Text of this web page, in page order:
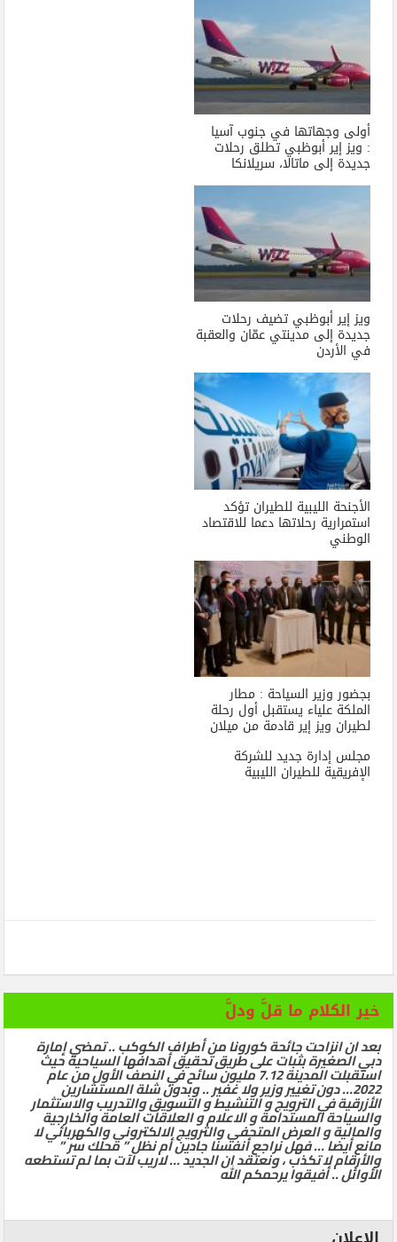
أولى وجهاتها في جنوب آسيا
: ويز إير أبوظبي تطلق رحلات
جديدة إلى ماتالا، سريلانكا
ويز إير أبوظبي تضيف رحلات
جديدة إلى مدينتي عمّان والعقبة
في الأردن
الأجنحة الليبية للطيران تؤكد
استمرارية رحلاتها دعما للاقتصاد
الوطني
بجضور وزير السياحة : مطار
الملكة علياء يستقبل أول رحلة
لطيران ويز إير قادمة من ميلان
مجلس إدارة جديد للشركة
الإفريقية للطيران الليبية
خير الكلام ما قلَّ ودلَّ
بعد ان انزاحت جائحة كورونا من أطراف الكوكب .. تمضي إمارة
دبي الصغيرة بثبات على طريق تحقيق أهدافها السياحية حيث
استقبلت المدينة 7.12 مليون سائح في النصف الأول من عام
2022… دون تغيير وزير ولا غفير .. وبدون شلة المستشارين
الأزرقية في الترويج و التنشيط و التسويق والتدريب والاستثمار
والسياحة المستدامة و الاعلام و العلاقات العامة والخارجية
والمالية و العرض المتحفي والترويج الالكتروني والكهربائي لا
مانع أيضا … فهل نراجع أنفسنا جادين أم نظل ” محلك سر ”
والأرقام لا تكذب ، ونعتقد ان الجديد … لاريب لآت بما لم تستطعه
الأوائل .. أفيقوا يرحمكم الله